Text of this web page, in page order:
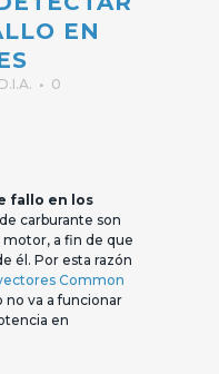
EN
D.I.A.
0
fallo en los
de carburante son
a fin de que
él. Por esta razón
Common
va a funcionar
en